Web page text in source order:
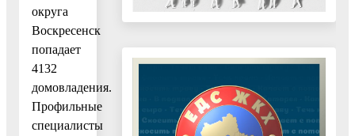
округа
Воскресенск
попадает
4132
домовладения.
Профильные
специалисты